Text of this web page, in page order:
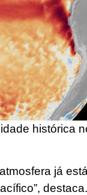
histórica
já está
destaca.